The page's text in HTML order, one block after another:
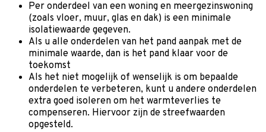
Per onderdeel van een woning en meergezinswoning
(zoals vloer, muur, glas en dak) is een minimale
isolatiewaarde gegeven.
Als u alle onderdelen van het pand aanpak met de
minimale waarde, dan is het pand klaar voor de
toekomst
Als het niet mogelijk of wenselijk is om bepaalde
onderdelen te verbeteren, kunt u andere onderdelen
extra goed isoleren om het warmteverlies te
compenseren. Hiervoor zijn de streefwaarden
opgesteld.